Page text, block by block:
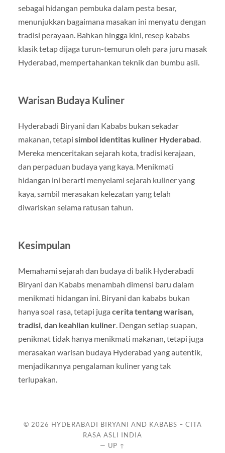
sebagai hidangan pembuka dalam pesta besar,
menunjukkan bagaimana masakan ini menyatu dengan
tradisi perayaan. Bahkan hingga kini, resep kababs
klasik tetap dijaga turun-temurun oleh para juru masak
Hyderabad, mempertahankan teknik dan bumbu asli.
Warisan Budaya Kuliner
Hyderabadi Biryani dan Kababs bukan sekadar
makanan, tetapi simbol identitas kuliner Hyderabad.
Mereka menceritakan sejarah kota, tradisi kerajaan,
dan perpaduan budaya yang kaya. Menikmati
hidangan ini berarti menyelami sejarah kuliner yang
kaya, sambil merasakan kelezatan yang telah
diwariskan selama ratusan tahun.
Kesimpulan
Memahami sejarah dan budaya di balik Hyderabadi
Biryani dan Kababs menambah dimensi baru dalam
menikmati hidangan ini. Biryani dan kababs bukan
hanya soal rasa, tetapi juga cerita tentang warisan,
tradisi, dan keahlian kuliner. Dengan setiap suapan,
penikmat tidak hanya menikmati makanan, tetapi juga
merasakan warisan budaya Hyderabad yang autentik,
menjadikannya pengalaman kuliner yang tak
terlupakan.
© 2026 HYDERABADI BIRYANI AND KABABS – CITA
RASA ASLI INDIA
— UP ↑